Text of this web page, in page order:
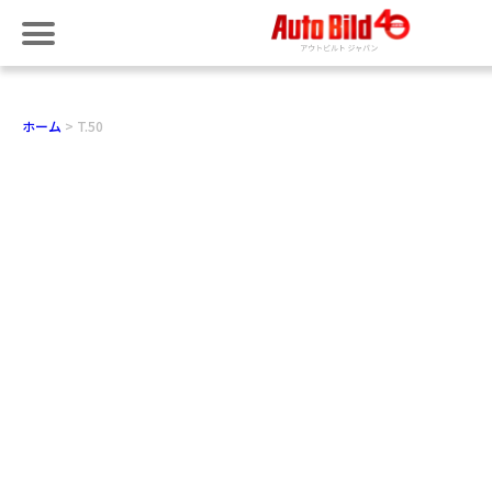
ホーム T.50